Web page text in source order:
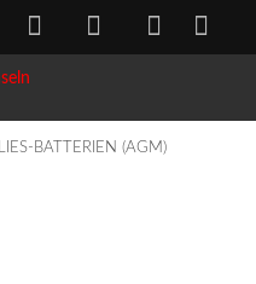
BATTERIEN (AGM)